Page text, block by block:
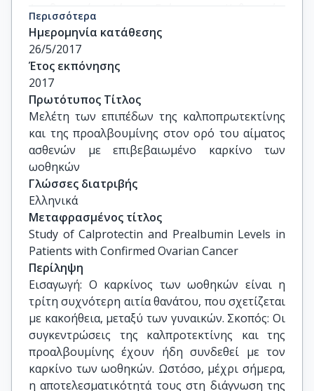
Αραβαντινός Λέων, Επίκουρος Καθηγητής,
Ιατρική σχολή, Ε.Κ.Π.Α.
Βερύκοκος Χρήστος, Επίκουρος Καθηγητής,
Ιατρική σχολή, Ε.Κ.Π.Α.
Δημητρούλης Δημήτριος, Επίκουρος
Καθηγητής, Ιατρική σχολή, Ε.Κ.Π.Α.
Περισσότερα
Ημερομηνία κατάθεσης
26/5/2017
Έτος εκπόνησης
2017
Πρωτότυπος Τίτλος
Μελέτη των επιπέδων της καλποπρωτεκτίνης
και της προαλβουμίνης στον ορό του αίματος
ασθενών με επιβεβαιωμένο καρκίνο των
ωοθηκών
Γλώσσες διατριβής
Ελληνικά
Μεταφρασμένος τίτλος
Study of Calprotectin and Prealbumin Levels in
Patients with Confirmed Ovarian Cancer
Περίληψη
Εισαγωγή: Ο καρκίνος των ωοθηκών είναι η
τρίτη συχνότερη αιτία θανάτου, που σχετίζεται
με κακοήθεια, μεταξύ των γυναικών. Σκοπός: Οι
συγκεντρώσεις της καλπροτεκτίνης και της
προαλβουμίνης έχουν ήδη συνδεθεί με τον
καρκίνο των ωοθηκών. Ωστόσο, μέχρι σήμερα,
η αποτελεσματικότητά τους στη διάγνωση της